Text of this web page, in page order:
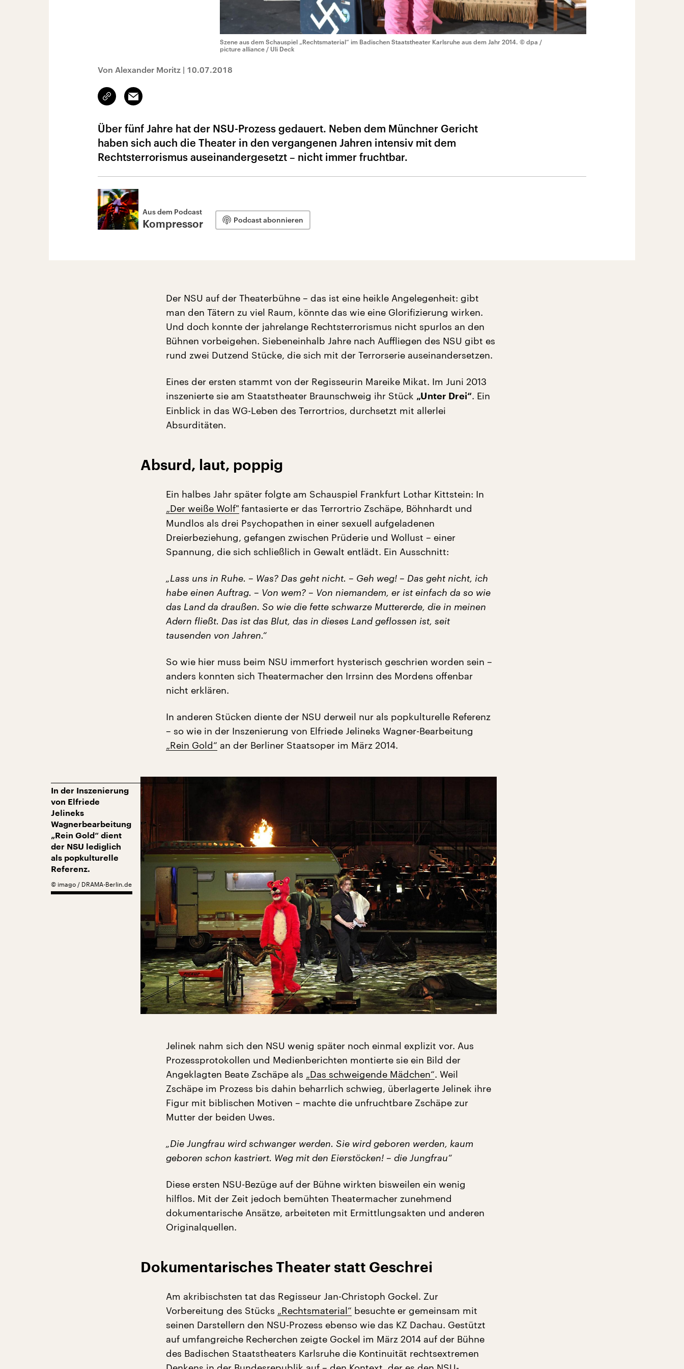
Szene aus dem Schauspiel „Rechtsmaterial“ im Badischen Staatstheater Karlsruhe aus dem Jahr 2014. © dpa /
picture alliance / Uli Deck
Von Alexander Moritz | 10.07.2018
Link
kopieren/teilen
Email
Über fünf Jahre hat der NSU-Prozess gedauert. Neben dem Münchner Gericht
haben sich auch die Theater in den vergangenen Jahren intensiv mit dem
Rechtsterrorismus auseinandergesetzt – nicht immer fruchtbar.
Aus dem Podcast
Kompressor Podcast abonnieren
Der NSU auf der Theaterbühne – das ist eine heikle Angelegenheit: gibt
man den Tätern zu viel Raum, könnte das wie eine Glorifizierung wirken.
Und doch konnte der jahrelange Rechtsterrorismus nicht spurlos an den
Bühnen vorbeigehen. Siebeneinhalb Jahre nach Auffliegen des NSU gibt es
rund zwei Dutzend Stücke, die sich mit der Terrorserie auseinandersetzen.
Eines der ersten stammt von der Regisseurin Mareike Mikat. Im Juni 2013
inszenierte sie am Staatstheater Braunschweig ihr Stück „Unter Drei“. Ein
Einblick in das WG-Leben des Terrortrios, durchsetzt mit allerlei
Absurditäten.
Absurd, laut, poppig
Ein halbes Jahr später folgte am Schauspiel Frankfurt Lothar Kittstein: In
„Der weiße Wolf" fantasierte er das Terrortrio Zschäpe, Böhnhardt und
Mundlos als drei Psychopathen in einer sexuell aufgeladenen
Dreierbeziehung, gefangen zwischen Prüderie und Wollust – einer
Spannung, die sich schließlich in Gewalt entlädt. Ein Ausschnitt:
„Lass uns in Ruhe. – Was? Das geht nicht. – Geh weg! – Das geht nicht, ich
habe einen Auftrag. – Von wem? – Von niemandem, er ist einfach da so wie
das Land da draußen. So wie die fette schwarze Muttererde, die in meinen
Adern fließt. Das ist das Blut, das in dieses Land geflossen ist, seit
tausenden von Jahren.“
So wie hier muss beim NSU immerfort hysterisch geschrien worden sein –
anders konnten sich Theatermacher den Irrsinn des Mordens offenbar
nicht erklären.
In anderen Stücken diente der NSU derweil nur als popkulturelle Referenz
– so wie in der Inszenierung von Elfriede Jelineks Wagner-Bearbeitung
„Rein Gold“ an der Berliner Staatsoper im März 2014.
In der Inszenierung
von Elfriede
Jelineks
Wagnerbearbeitung
„Rein Gold“ dient
der NSU lediglich
als popkulturelle
Referenz.
© imago / DRAMA-Berlin.de
Jelinek nahm sich den NSU wenig später noch einmal explizit vor. Aus
Prozessprotokollen und Medienberichten montierte sie ein Bild der
Angeklagten Beate Zschäpe als „Das schweigende Mädchen“. Weil
Zschäpe im Prozess bis dahin beharrlich schwieg, überlagerte Jelinek ihre
Figur mit biblischen Motiven – machte die unfruchtbare Zschäpe zur
Mutter der beiden Uwes.
„Die Jungfrau wird schwanger werden. Sie wird geboren werden, kaum
geboren schon kastriert. Weg mit den Eierstöcken! – die Jungfrau“
Diese ersten NSU-Bezüge auf der Bühne wirkten bisweilen ein wenig
hilflos. Mit der Zeit jedoch bemühten Theatermacher zunehmend
dokumentarische Ansätze, arbeiteten mit Ermittlungsakten und anderen
Originalquellen.
Dokumentarisches Theater statt Geschrei
Am akribischsten tat das Regisseur Jan-Christoph Gockel. Zur
Vorbereitung des Stücks „Rechtsmaterial“ besuchte er gemeinsam mit
seinen Darstellern den NSU-Prozess ebenso wie das KZ Dachau. Gestützt
auf umfangreiche Recherchen zeigte Gockel im März 2014 auf der Bühne
des Badischen Staatstheaters Karlsruhe die Kontinuität rechtsextremen